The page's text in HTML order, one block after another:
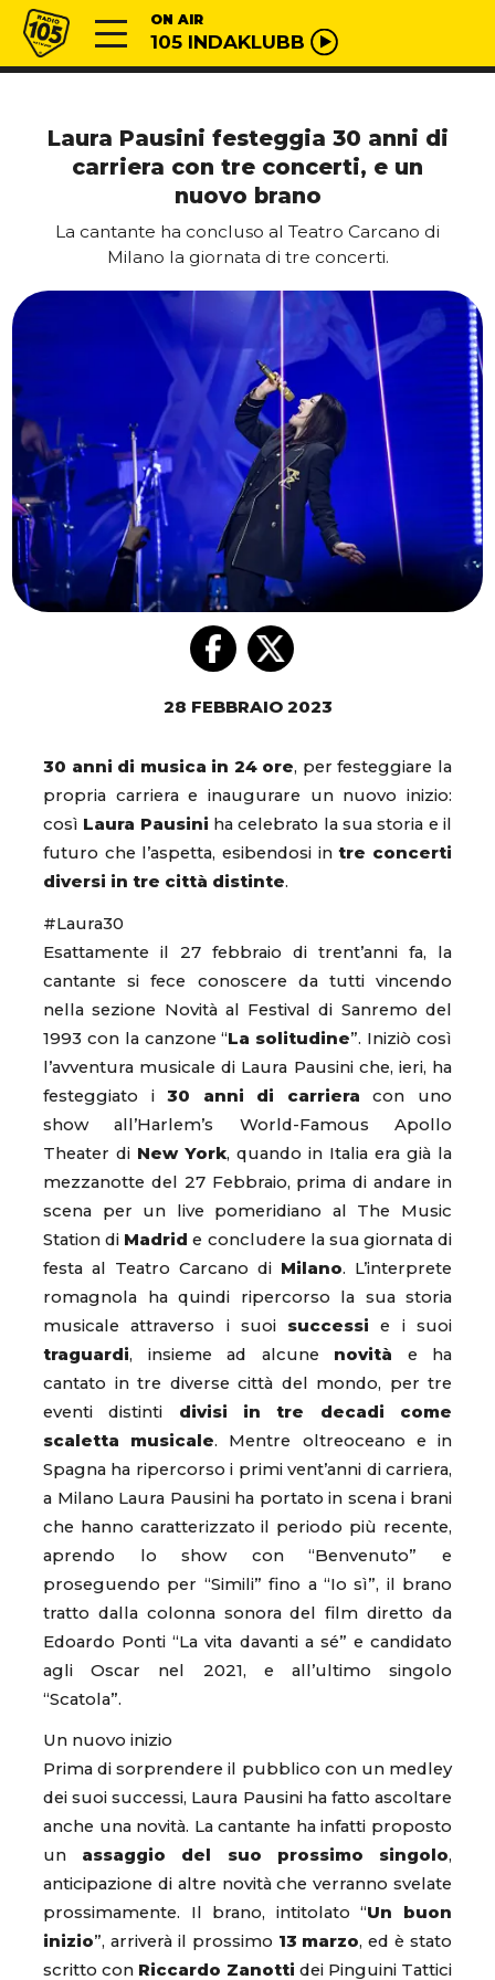
Vai al contenuto
Radio 105 ON AIR
105 INDAKLUBB
Laura Pausini festeggia 30 anni di
carriera con tre concerti, e un
nuovo brano
La cantante ha concluso al Teatro Carcano di
Milano la giornata di tre concerti.
28 FEBBRAIO 2023
30 anni di musica in 24 ore, per festeggiare la
propria carriera e inaugurare un nuovo inizio:
così Laura Pausini ha celebrato la sua storia e il
futuro che l’aspetta, esibendosi intre concerti
diversi in tre città distinte.
#Laura30
Esattamente il 27 febbraio di trent’anni fa, la
cantante si fece conoscere da tutti vincendo
nella sezione Novità al Festival di Sanremo del
1993 con la canzone “La solitudine”. Iniziò così
l’avventura musicale di Laura Pausini che, ieri, ha
festeggiato i30 anni di carriera con uno
show all’Harlem’s World-Famous Apollo
Theater di New York, quando in Italia era già la
mezzanotte del 27 Febbraio, prima di andare in
scena per un live pomeridiano al The Music
Station di Madrid e concludere la sua giornata di
festa al Teatro Carcano di Milano. L’interprete
romagnola ha quindi ripercorso la sua storia
musicale attraverso i suoi successi e i suoi
traguardi, insieme ad alcune novità e ha
cantato in tre diverse città del mondo, per tre
eventi distinti divisi in tre decadi come
scaletta musicale. Mentre oltreoceano e in
Spagna ha ripercorso i primi vent’anni di carriera,
a Milano Laura Pausini ha portato in scena i brani
che hanno caratterizzato il periodo più recente,
aprendo lo show con “Benvenuto” e
proseguendo per “Simili” fino a “Io sì”, il brano
tratto dalla colonna sonora del film diretto da
Edoardo Ponti “La vita davanti a sé” e candidato
agli Oscar nel 2021, e all’ultimo singolo
“Scatola”.
Un nuovo inizio
Prima di sorprendere il pubblico con un medley
dei suoi successi, Laura Pausini ha fatto ascoltare
anche una novità. La cantante ha infatti proposto
un assaggio del suo prossimo singolo,
anticipazione di altre novità che verranno svelate
prossimamente. Il brano, intitolato “Un buon
inizio”, arriverà il prossimo 13 marzo, ed è stato
scritto con Riccardo Zanotti dei Pinguini Tattici